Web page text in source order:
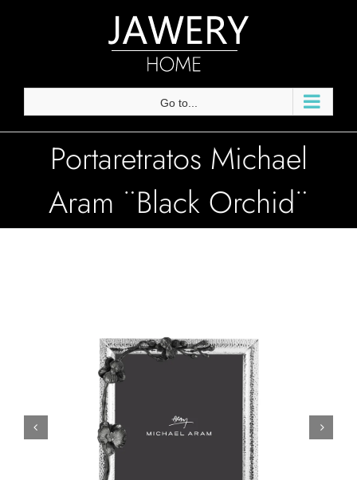
Go to...
Portaretratos Michael
Aram ¨Black Orchid¨
 